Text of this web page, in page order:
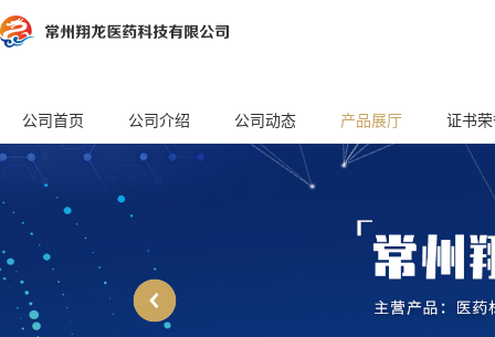
公司首页 公司介绍 公司动态 产品展厅 证书